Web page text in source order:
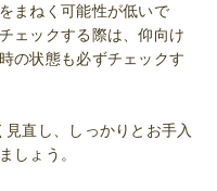
まねく可能性が低いで
ェックする際は、仰向け
の状態も必ずチェックす
直し、しっかりとお手入
しょう。